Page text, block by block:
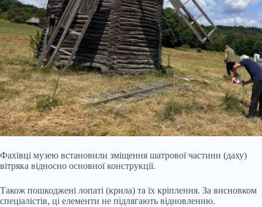
Фахівці музею встановили зміщення шатрової частини (даху)
вітряка відносно основної конструкції.
Також пошкоджені лопаті (крила) та їх кріплення. За висновком
спеціалістів, ці елементи не підлягають відновленню.